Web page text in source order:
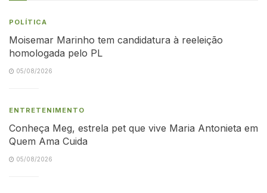
POLÍTICA
Moisemar Marinho tem candidatura à reeleição
homologada pelo PL
05/08/2026
ENTRETENIMENTO
Conheça Meg, estrela pet que vive Maria Antonieta em
Quem Ama Cuida
05/08/2026